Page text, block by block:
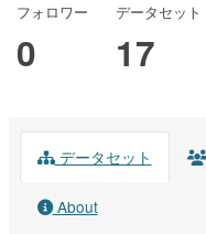
フォロワー
0
データセット
17
データセット
About